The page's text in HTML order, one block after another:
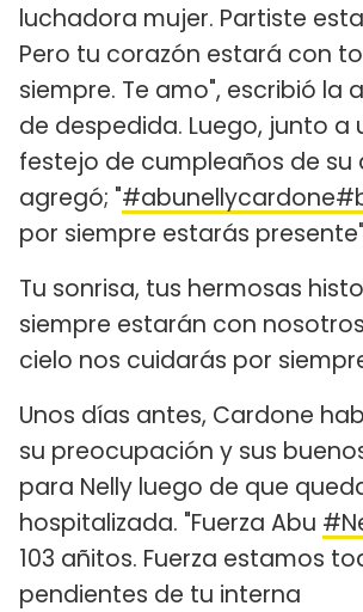
luchadora mujer. Partiste
Pero tu corazón estará con
siempre. Te amo", escribió la
de despedida. Luego, junto a
festejo de cumpleaños de su
agregó; "#abunellycardone
por siempre estarás presente"
Tu sonrisa, tus hermosas
siempre estarán con
cielo nos cuidarás por
Unos días antes, Cardone
su preocupación y sus
para Nelly luego de que
hospitalizada. "Fuerza Abu
103 añitos. Fuerza estamos
pendientes de tu interna